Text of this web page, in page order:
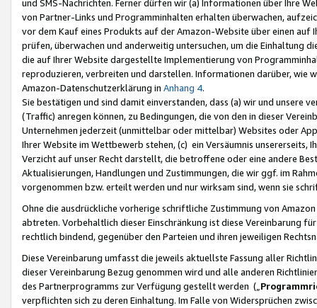
und SMS-Nachrichten. Ferner dürfen wir (a) Informationen über Ihre
von Partner-Links und Programminhalten erhalten überwachen,
vor dem Kauf eines Produkts auf der Amazon-Website über einen
prüfen, überwachen und anderweitig untersuchen, um die Einhaltung
die auf Ihrer Website dargestellte Implementierung von
reproduzieren, verbreiten und darstellen. Informationen darüber, wie
Amazon-Datenschutzerklärung in Anhang 4.
Sie bestätigen und sind damit einverstanden, dass (a) wir und
(Traffic) anregen können, zu Bedingungen, die von den in dieser
Unternehmen jederzeit (unmittelbar oder mittelbar) Websites oder
Ihrer Website im Wettbewerb stehen, (c) ein Versäumnis unsererseits,
Verzicht auf unser Recht darstellt, die betroffene oder eine andere
Aktualisierungen, Handlungen und Zustimmungen, die wir ggf. im
vorgenommen bzw. erteilt werden und nur wirksam sind, wenn sie
Ohne die ausdrückliche vorherige schriftliche Zustimmung von
abtreten. Vorbehaltlich dieser Einschränkung ist diese Vereinbarung
rechtlich bindend, gegenüber den Parteien und ihren jeweiligen
Diese Vereinbarung umfasst die jeweils aktuellste Fassung aller
dieser Vereinbarung Bezug genommen wird und alle anderen
des Partnerprogramms zur Verfügung gestellt werden („
verpflichten sich zu deren Einhaltung. Im Falle von Widersprüchen